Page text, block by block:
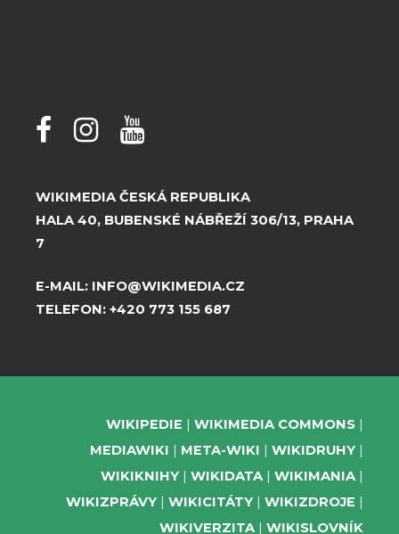
WIKIMEDIA ČESKÁ REPUBLIKA
HALA 40, BUBENSKÉ NÁBŘEŽÍ 306/13, PRAHA
7
E-MAIL: INFO@WIKIMEDIA.CZ
TELEFON: +420 773 155 687
WIKIPEDIE
WIKIMEDIA COMMONS
MEDIAWIKI
META-WIKI
WIKIDRUHY
WIKIKNIHY
WIKIDATA
WIKIMANIA
WIKIZPRÁVY
WIKICITÁTY
WIKIZDROJE
WIKIVERZITA
WIKISLOVNÍK